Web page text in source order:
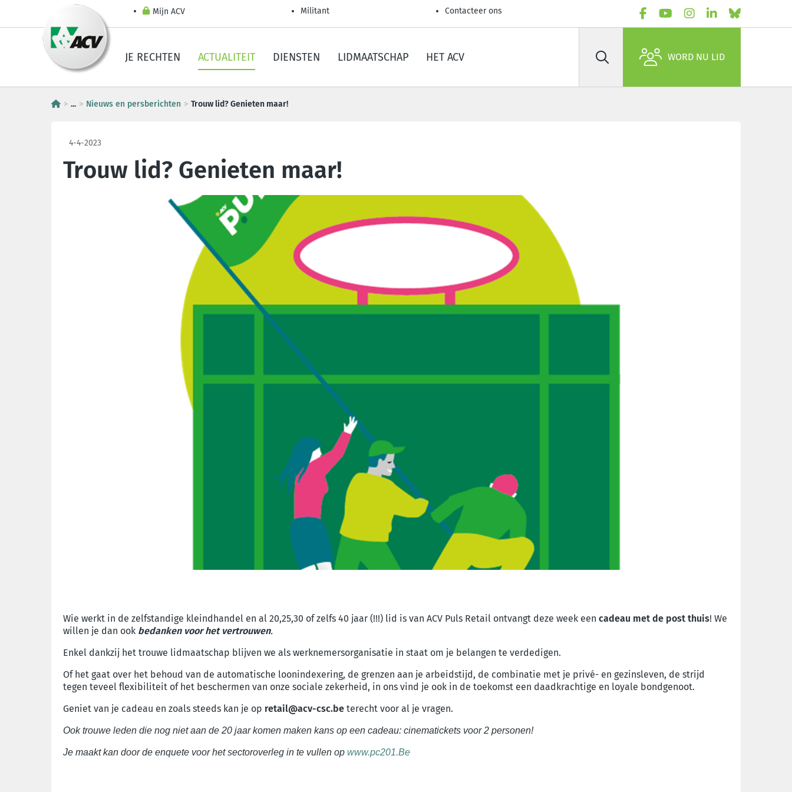
Mijn ACV Militant Contacteer ons
JE RECHTEN ACTUALITEIT DIENSTEN LIDMAATSCHAP HET ACV Zoek WORD NU LID
... Nieuws en persberichten Trouw lid? Genieten maar!
4-4-2023
Trouw lid? Genieten maar!
Wie werkt in de zelfstandige kleindhandel en al 20,25,30 of zelfs 40 jaar (!!!) lid is van ACV Puls Retail ontvangt deze week een cadeau met de post thuis! We
willen je dan ook bedanken voor het vertrouwen.
Enkel dankzij het trouwe lidmaatschap blijven we als werknemersorganisatie in staat om je belangen te verdedigen.
Of het gaat over het behoud van de automatische loonindexering, de grenzen aan je arbeidstijd, de combinatie met je privé- en gezinsleven, de strijd
tegen teveel flexibiliteit of het beschermen van onze sociale zekerheid, in ons vind je ook in de toekomst een daadkrachtige en loyale bondgenoot.
Geniet van je cadeau en zoals steeds kan je op retail@acv-csc.be terecht voor al je vragen.
Ook trouwe leden die nog niet aan de 20 jaar komen maken kans op een cadeau: cinematickets voor 2 personen!
Je maakt kan door de enquete voor het sectoroverleg in te vullen op www.pc201.Be